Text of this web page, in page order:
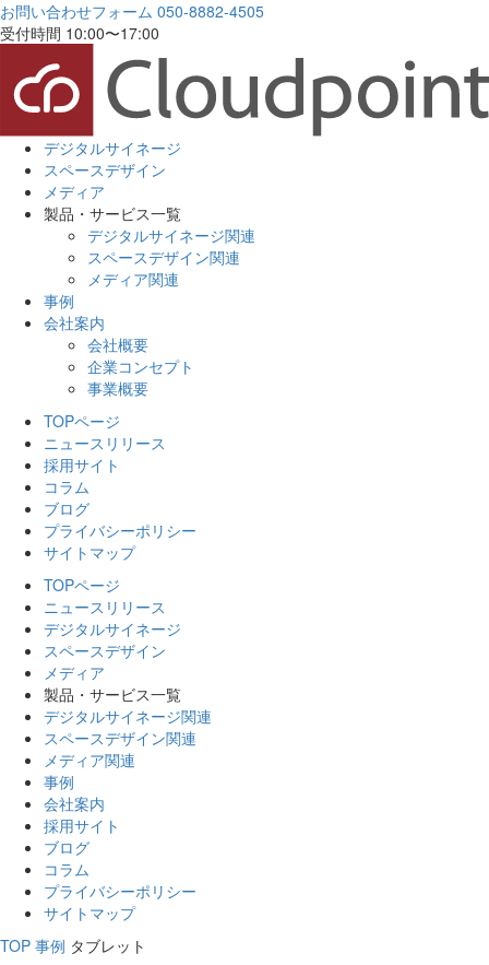
お問い合わせフォーム 050-8882-4505
受付時間 10:00〜17:00
デジタルサイネージ
スペースデザイン
メディア
製品・サービス一覧
デジタルサイネージ関連
スペースデザイン関連
メディア関連
事例
会社案内
会社概要
企業コンセプト
事業概要
TOPページ
ニュースリリース
採用サイト
コラム
ブログ
プライバシーポリシー
サイトマップ
TOPページ
ニュースリリース
デジタルサイネージ
スペースデザイン
メディア
製品・サービス一覧
デジタルサイネージ関連
スペースデザイン関連
メディア関連
事例
会社案内
採用サイト
ブログ
コラム
プライバシーポリシー
サイトマップ
TOP 事例 タブレット